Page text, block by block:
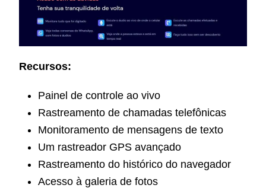
Recursos:
Painel de controle ao vivo
Rastreamento de chamadas telefônicas
Monitoramento de mensagens de texto
Um rastreador GPS avançado
Rastreamento do histórico do navegador
Acesso à galeria de fotos